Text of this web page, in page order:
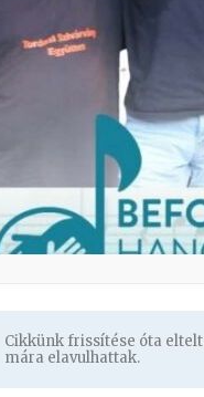
Cikkünk frissítése óta eltelt
mára elavulhattak.